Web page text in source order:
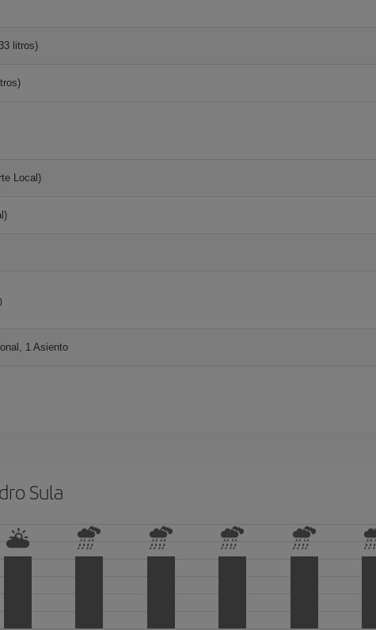
litros)
Local)
1 Asiento
Sula